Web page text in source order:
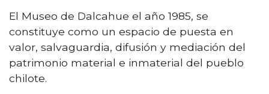
El Museo de Dalcahue el año 1985, se
constituye como un espacio de puesta en
valor, salvaguardia, difusión y mediación del
patrimonio material e inmaterial del pueblo
chilote.